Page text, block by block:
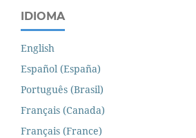
IDIOMA
English
Español (España)
Português (Brasil)
Français (Canada)
Français (France)